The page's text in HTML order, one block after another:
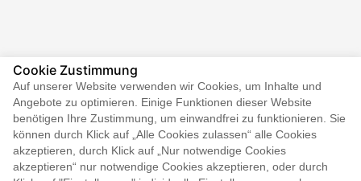
Gratulation!
250 sehr gute
Kundenbewertungen!
Lesen Sie mehr
Cookie Zustimmung
Auf unserer Website verwenden wir Cookies, um Inhalte und
Angebote zu optimieren. Einige Funktionen dieser Website
benötigen Ihre Zustimmung, um einwandfrei zu funktionieren. Sie
können durch Klick auf „Alle Cookies zulassen“ alle Cookies
akzeptieren, durch Klick auf „Nur notwendige Cookies
akzeptieren“ nur notwendige Cookies akzeptieren, oder durch